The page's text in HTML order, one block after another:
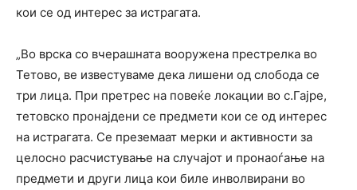
кои се од интерес за истрагата.
„Во врска со вчерашната вооружена престрелка во
Тетово, ве известуваме дека лишени од слобода се
три лица. При претрес на повеќе локации во с.Гајре,
тетовско пронајдени се предмети кои се од интерес
на истрагата. Се преземаат мерки и активности за
целосно расчистување на случајот и пронаоѓање на
предмети и други лица кои биле инволвирани во